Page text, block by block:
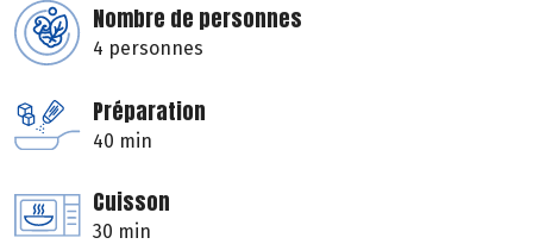
Nombre de personnes
4 personnes
Préparation
40 min
Cuisson
30 min